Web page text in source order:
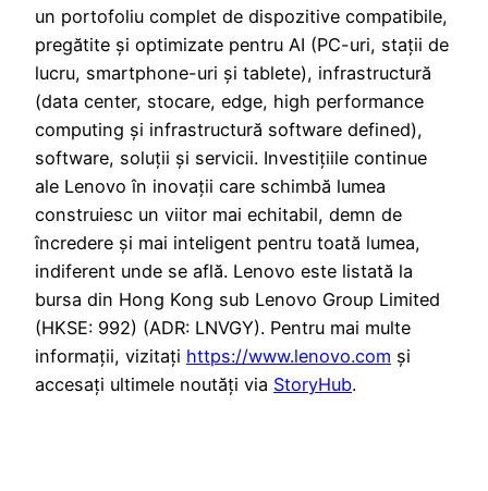
un portofoliu complet de dispozitive compatibile,
pregătite și optimizate pentru AI (PC-uri, stații de
lucru, smartphone-uri și tablete), infrastructură
(data center, stocare, edge, high performance
computing și infrastructură software defined),
software, soluții și servicii. Investițiile continue
ale Lenovo în inovații care schimbă lumea
construiesc un viitor mai echitabil, demn de
încredere și mai inteligent pentru toată lumea,
indiferent unde se află. Lenovo este listată la
bursa din Hong Kong sub Lenovo Group Limited
(HKSE: 992) (ADR: LNVGY). Pentru mai multe
informații, vizitați https://www.lenovo.com și
accesați ultimele noutăți via StoryHub.